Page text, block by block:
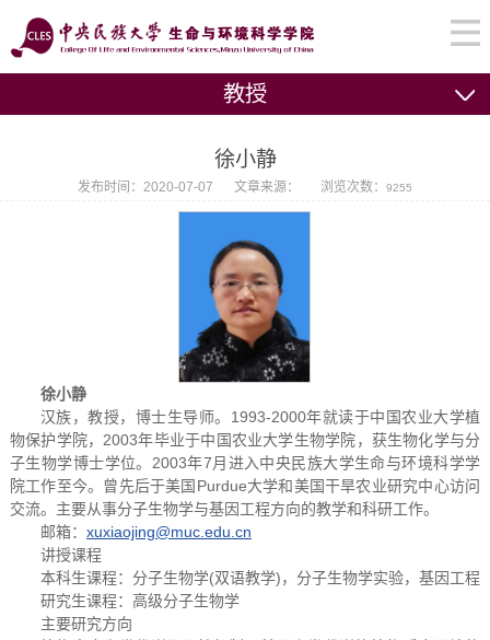
教授
徐小静
发布时间：2020-07-07 文章来源： 浏览次数：9255
徐小静
汉族，教授，博士生导师。1993-2000年就读于中国农业大学植
物保护学院，2003年毕业于中国农业大学生物学院，获生物化学与分
子生物学博士学位。2003年7月进入中央民族大学生命与环境科学学
院工作至今。曾先后于美国Purdue大学和美国干旱农业研究中心访问
交流。主要从事分子生物学与基因工程方向的教学和科研工作。
邮箱： xuxiaojing@muc.edu.cn
讲授课程
本科生课程：分子生物学(双语教学)，分子生物学实验，基因工程
研究生课程：高级分子生物学
主要研究方向